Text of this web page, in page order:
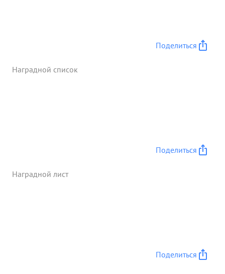
находится в боевых порядках частей. 11.11. умело
руководил группой совершаю- Делеглубский
обл. использовав при этом па отизан. ...»
Поделиться
Наградной список
Поделиться
Наградной лист
Поделиться